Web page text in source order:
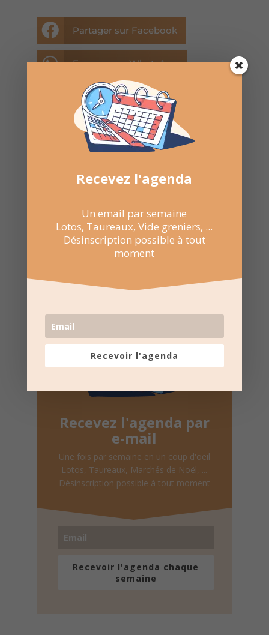
 Partager sur Facebook
 Envoyer par WhatsApp
Envoyer par E-mail
 NE RATEZ
PAS LES
DATES
Suivez lapage Facebook
pour recevoir un résumé
Recevez l'agenda par
e-mail
Une fois par semaine en un coup d'oeil
Lotos, Taureaux, Marchés de Noël, ...
Désinscription possible à tout moment
Recevoir l'agenda chaque
semaine
Recevez l'agenda
Un email par semaine
Lotos, Taureaux, Vide greniers, ...
Désinscription possible à tout
moment
Recevoir l'agenda